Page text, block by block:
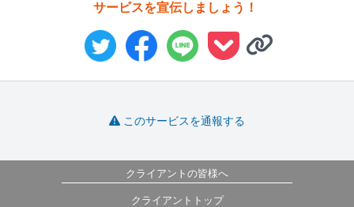
サービスを宣伝しましょう！
このサービスを通報する
クライアントの皆様へ
クライアントトップ